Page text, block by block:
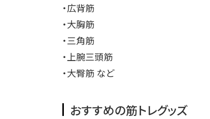
・広背筋
・大胸筋
・三角筋
・上腕三頭筋
・大臀筋 など
おすすめの筋トレグッズ